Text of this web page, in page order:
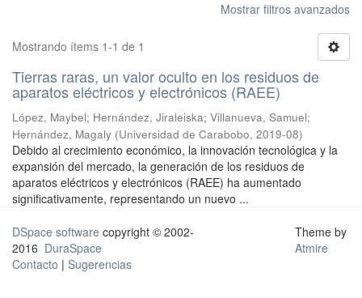
Mostrar filtros avanzados
Mostrando ítems 1-1 de 1
Tierras raras, un valor oculto en los residuos de
aparatos eléctricos y electrónicos (RAEE)
López, Maybel; Hernández, Jiraleiska; Villanueva, Samuel;
Hernández, Magaly (Universidad de Carabobo, 2019-08)
Debido al crecimiento económico, la innovación tecnológica y la
expansión del mercado, la generación de los residuos de
aparatos eléctricos y electrónicos (RAEE) ha aumentado
significativamente, representando un nuevo ...
DSpace software copyright © 2002-
2016 DuraSpace
Contacto | Sugerencias
Theme by
Atmire